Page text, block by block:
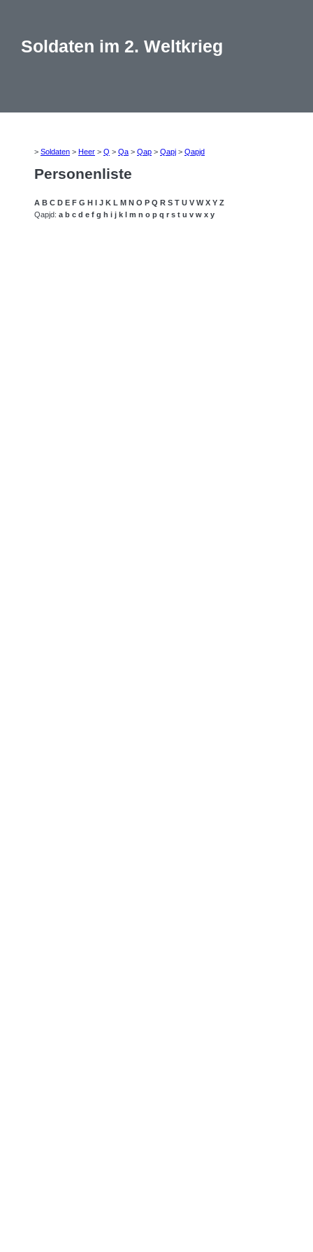
Soldaten im 2. Weltkrieg
> Soldaten > Heer > Q > Qa > Qap > Qapj > Qapjd
Personenliste
A B C D E F G H I J K L M N O P Q R S T U V W X Y Z
Qapjd: a b c d e f g h i j k l m n o p q r s t u v w x y